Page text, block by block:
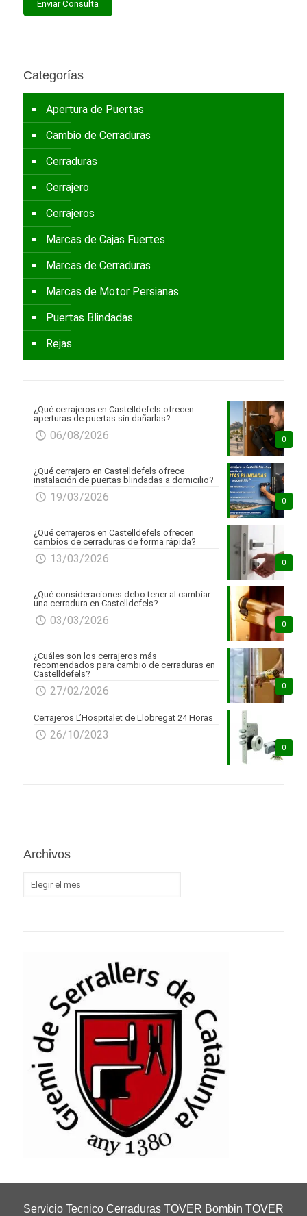
Categorías
Apertura de Puertas
Cambio de Cerraduras
Cerraduras
Cerrajero
Cerrajeros
Marcas de Cajas Fuertes
Marcas de Cerraduras
Marcas de Motor Persianas
Puertas Blindadas
Rejas
0
¿Qué cerrajeros en Castelldefels ofrecen
aperturas de puertas sin dañarlas?
06/08/2026
0
¿Qué cerrajero en Castelldefels ofrece
instalación de puertas blindadas a domicilio?
19/03/2026
0
¿Qué cerrajeros en Castelldefels ofrecen
cambios de cerraduras de forma rápida?
13/03/2026
0
¿Qué consideraciones debo tener al cambiar
una cerradura en Castelldefels?
03/03/2026
0
¿Cuáles son los cerrajeros más
recomendados para cambio de cerraduras en
Castelldefels?
27/02/2026
0
Cerrajeros L’Hospitalet de Llobregat 24 Horas
26/10/2023
Archivos
Archivos
Servicio Tecnico Cerraduras TOVER Bombin TOVER